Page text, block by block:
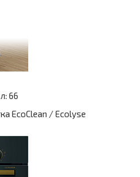
66
EcoClean / Ecolyse